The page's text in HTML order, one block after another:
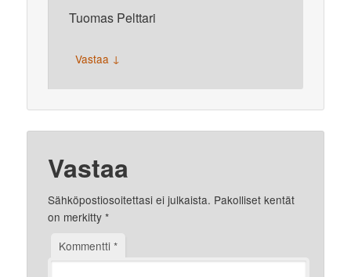
Tuomas Pelttari
Vastaa ↓
Vastaa
Sähköpostiosoitettasi ei julkaista. Pakolliset kentät
on merkitty*
Kommentti*